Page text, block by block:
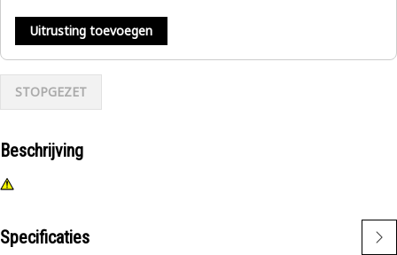
Uitrusting toevoegen
STOPGEZET
Beschrijving
Specificaties